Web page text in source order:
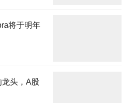
将于明年
头，A股